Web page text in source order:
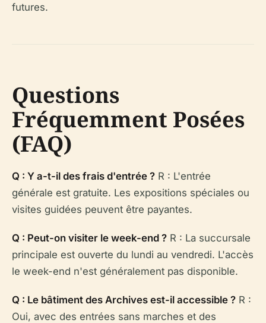
futures.
Questions
Fréquemment Posées
(FAQ)
Q : Y a-t-il des frais d'entrée ? R : L'entrée
générale est gratuite. Les expositions spéciales ou
visites guidées peuvent être payantes.
Q : Peut-on visiter le week-end ? R : La succursale
principale est ouverte du lundi au vendredi. L'accès
le week-end n'est généralement pas disponible.
Q : Le bâtiment des Archives est-il accessible ? R :
Oui, avec des entrées sans marches et des